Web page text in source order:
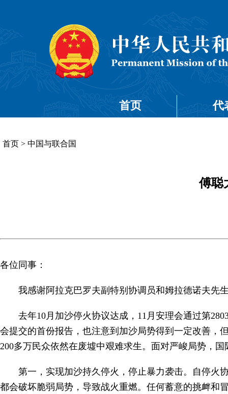
首页 代
首页 > 中国与联合国
傅聪
各位同事：
我感谢阿拉克巴罗夫副特别协调员和姆拉德诺夫先
去年10月加沙停火协议达成，11月安理会通过第
会提交的首份报告，也注意到加沙局势得到一定改善，
200多万民众依然在废墟中艰难求生。面对严峻局势，
第一，实现加沙持久停火，停止暴力袭击。自停火
都会破坏脆弱局势，导致战火重燃。任何蓄意的挑衅和